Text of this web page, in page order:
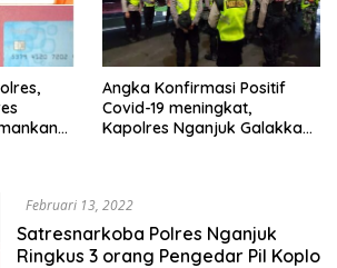
Angka Konfirmasi Positif
Covid-19 meningkat,
Kapolres Nganjuk Galakkan
Februari 13, 2022
Satresnarkoba Polres Nganjuk
Ringkus 3 orang Pengedar Pil Koplo